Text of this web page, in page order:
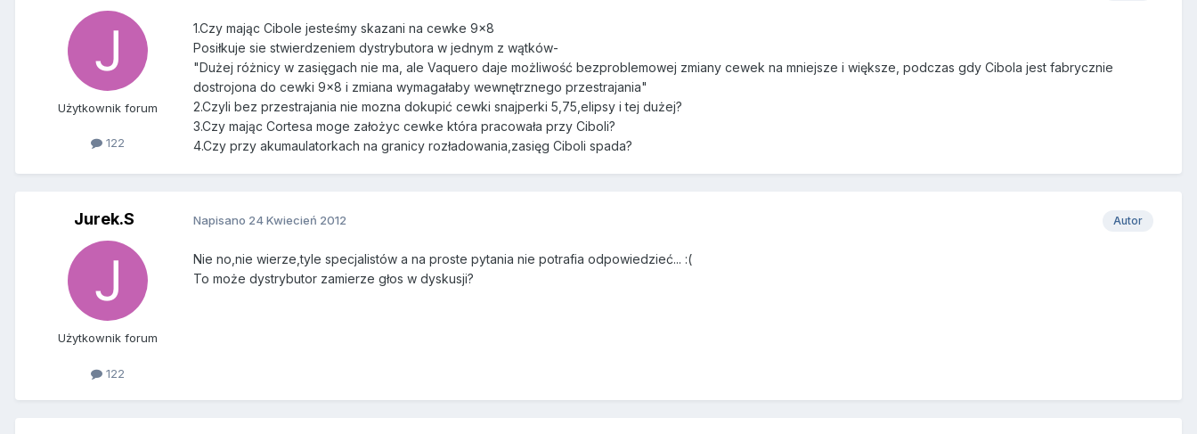
Użytkownik forum
122
1.Czy mając Cibole jesteśmy skazani na cewke 9x8
Posiłkuje sie stwierdzeniem dystrybutora w jednym z wątków-
"Dużej różnicy w zasięgach nie ma, ale Vaquero daje możliwość bezproblemowej zmiany cewek na mniejsze i większe, podczas gdy Cibola jest fabrycznie
dostrojona do cewki 9×8 i zmiana wymagałaby wewnętrznego przestrajania"
2.Czyli bez przestrajania nie mozna dokupić cewki snajperki 5,75,elipsy i tej dużej?
3.Czy mając Cortesa moge założyc cewke która pracowała przy Ciboli?
4.Czy przy akumaulatorkach na granicy rozładowania,zasięg Ciboli spada?
Jurek.S
Użytkownik forum
122
Autor
Napisano 24 Kwiecień 2012
Nie no,nie wierze,tyle specjalistów a na proste pytania nie potrafia odpowiedzieć... :(
To może dystrybutor zamierze głos w dyskusji?